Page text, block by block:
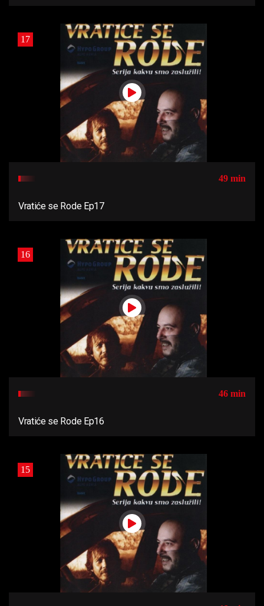
17
49 min
Vratiće se Rode Ep17
16
46 min
Vratiće se Rode Ep16
15